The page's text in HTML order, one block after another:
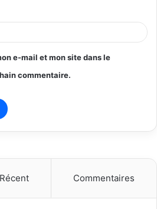
e-mail et mon site dans le
commentaire.
Récent Commentaires